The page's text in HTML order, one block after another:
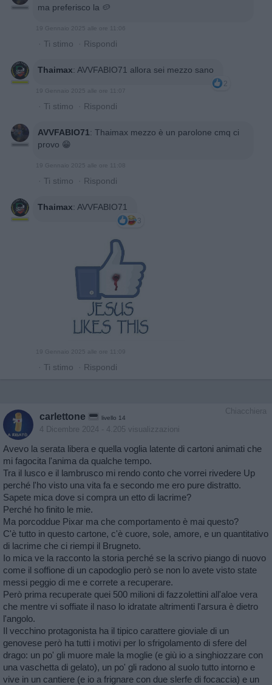
ma preferisco la 🥔
19 Gennaio 2025 alle ore 11:06
· Ti stimo · Rispondi
Thaimax: AVVFABIO71 allora sei mezzo sano
2
19 Gennaio 2025 alle ore 11:07
· Ti stimo · Rispondi
AVVFABIO71: Thaimax mezzo è un parolone cmq ci
provo 😁
19 Gennaio 2025 alle ore 11:08
· Ti stimo · Rispondi
Thaimax: AVVFABIO71
3
19 Gennaio 2025 alle ore 11:09
· Ti stimo · Rispondi
Chiacchiera
carlettone livello 14
4 Dicembre 2024 - 4.205 visualizzazioni
Avevo la serata libera e quella voglia latente di cartoni animati che
mi fagocita l'anima da qualche tempo.
Tra il lusco e il lambrusco mi rendo conto che vorrei rivedere Up
perché l'ho visto una vita fa e secondo me ero pure distratto.
Sapete mica dove si compra un etto di lacrime?
Perché ho finito le mie.
Ma porcoddue Pixar ma che comportamento è mai questo?
C'è tutto in questo cartone, c'è cuore, sole, amore, e un quantitativo
di lacrime che ci riempi il Brugneto.
Io mica ve la racconto la storia perché se la scrivo piango di nuovo
come il soffione di un capodoglio però se non lo avete visto state
messi peggio di me e correte a recuperare.
Però prima recuperate quei 500 milioni di fazzolettini all'aloe vera
che mentre vi soffiate il naso lo idratate altrimenti l'arsura è dietro
l'angolo.
Il vecchino protagonista ha il tipico carattere gioviale di un
genovese però ha tutti i motivi per lo sfrigolamento di sfere del
drago: un po' gli muore male la moglie (e giù io a singhiozzare con
una vaschetta di gelato), un po' gli radono al suolo tutto intorno e
vive in un cantiere (e io a frignare con due slerfe di focaccia) e un